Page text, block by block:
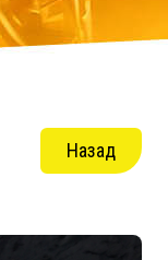
Назад